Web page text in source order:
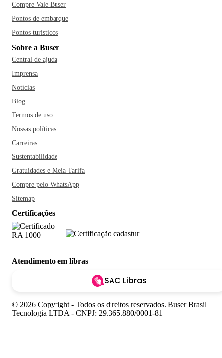
Compre Vale Buser
Pontos de embarque
Pontos turísticos
Sobre a Buser
Central de ajuda
Imprensa
Notícias
Blog
Termos de uso
Nossas políticas
Carreiras
Sustentabilidade
Gratuidades e Meia Tarifa
Compre pelo WhatsApp
Sitemap
Certificações
Atendimento em libras
SAC Libras
© 2026 Copyright - Todos os direitos reservados. Buser Brasil
Tecnologia LTDA - CNPJ: 29.365.880/0001-81